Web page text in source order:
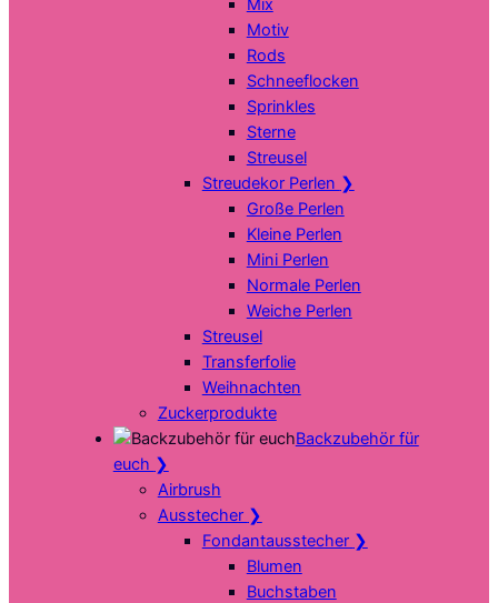
Motiv
Rods
Schneeflocken
Sprinkles
Sterne
Streusel
Streudekor Perlen ❯
Große Perlen
Kleine Perlen
Mini Perlen
Normale Perlen
Weiche Perlen
Streusel
Transferfolie
Weihnachten
Zuckerprodukte
Backzubehör für
euch ❯
Airbrush
Ausstecher ❯
Fondantausstecher ❯
Blumen
Buchstaben